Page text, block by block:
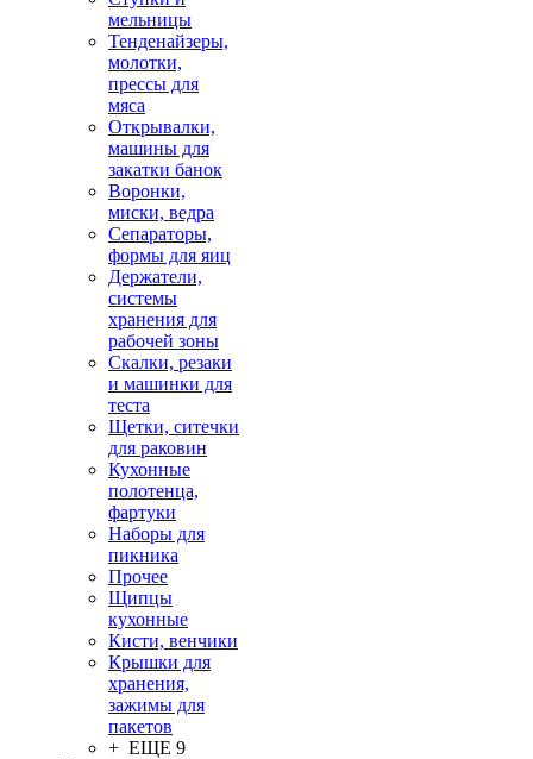
мельницы
Тенденайзеры,
молотки,
прессы для
мяса
Открывалки,
машины для
закатки банок
Воронки,
миски, ведра
Сепараторы,
формы для яиц
Держатели,
системы
хранения для
рабочей зоны
Скалки, резаки
и машинки для
теста
Щетки, ситечки
для раковин
Кухонные
полотенца,
фартуки
Наборы для
пикника
Прочее
Щипцы
кухонные
Кисти, венчики
Крышки для
хранения,
зажимы для
пакетов
+ ЕЩЕ 9